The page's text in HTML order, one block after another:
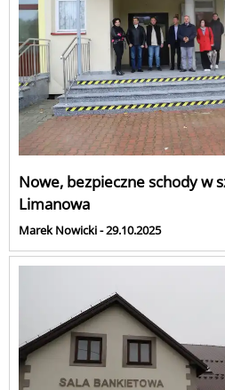
Nowe, bezpieczne schody w
Limanowa
Marek Nowicki - 29.10.2025